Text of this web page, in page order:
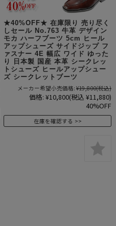
★40%OFF★ 在庫限り 売り尽く
しセール No.763 牛革 デザイン
モカ ハーフブーツ 5cm ヒール
アップシューズ サイドジップ フ
ァスナー 4E 幅広 ワイド ゆった
り 日本製 国産 本革 シークレッ
トシューズ ヒールアップシュー
ズ シークレットブーツ
メーカー希望小売価格: ¥19,800(税込)
価格: ¥10,800(税込 ¥11,880)
40%OFF
在庫を確認する